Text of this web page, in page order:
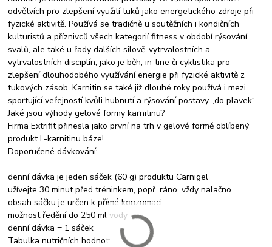
odvětvích pro zlepšení využití tuků jako energetického zdroje při
fyzické aktivitě. Používá se tradičně u soutěžních i kondičních
kulturistů a příznivců všech kategorií fitness v období rýsování
svalů, ale také u řady dalších silově-vytrvalostních a
vytrvalostních disciplín, jako je běh, in-line či cyklistika pro
zlepšení dlouhodobého využívání energie při fyzické aktivitě z
tukových zásob. Karnitin se také již dlouhé roky používá i mezi
sportující veřejností kvůli hubnutí a rýsování postavy „do plavek“.
Jaké jsou výhody gelové formy karnitinu?
Firma Extrifit přinesla jako první na trh v gelové formě oblíbený
produkt L-karnitinu báze!
Doporučené dávkování:
denní dávka je jeden sáček (60 g) produktu Carnigel
užívejte 30 minut před tréninkem, popř. ráno, vždy nalačno
obsah sáčku je určen k přímé konzumaci
možnost ředění do 250 ml vody
denní dávka = 1 sáček
Tabulka nutričních hodnot: